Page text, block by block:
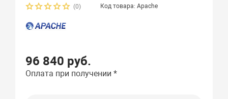
(0) Код товара: Apache
96 840 руб.
Оплата при получении *